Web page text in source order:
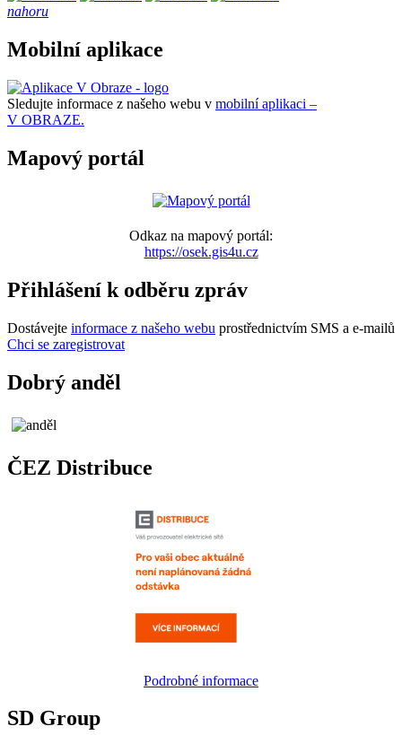
nahoru
Mobilní aplikace
Sledujte informace z našeho webu v mobilní aplikaci –
V OBRAZE.
Mapový portál
Odkaz na mapový portál:
https://osek.gis4u.cz
Přihlášení k odběru zpráv
Dostávejte informace z našeho webu prostřednictvím SMS a e-mailů
Chci se zaregistrovat
Dobrý anděl
ČEZ Distribuce
Podrobné informace
SD Group